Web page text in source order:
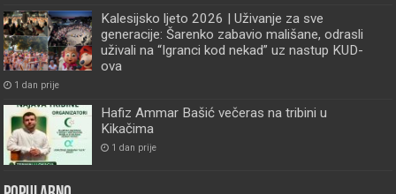
Kalesijsko ljeto 2026 | Uživanje za sve
generacije: Šarenko zabavio mališane, odrasli
uživali na “Igranci kod nekad” uz nastup KUD-
ova
1 dan prije
Hafiz Ammar Bašić večeras na tribini u
Kikačima
1 dan prije